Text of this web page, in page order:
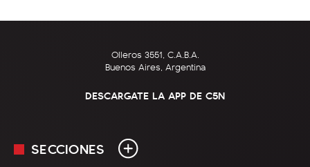
Olleros 3551, C.A.B.A.
Buenos Aires, Argentina
DESCARGATE LA APP DE C5N
SECCIONES